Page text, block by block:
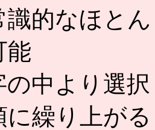
識的なほと
能
の中より選
繰り上がる